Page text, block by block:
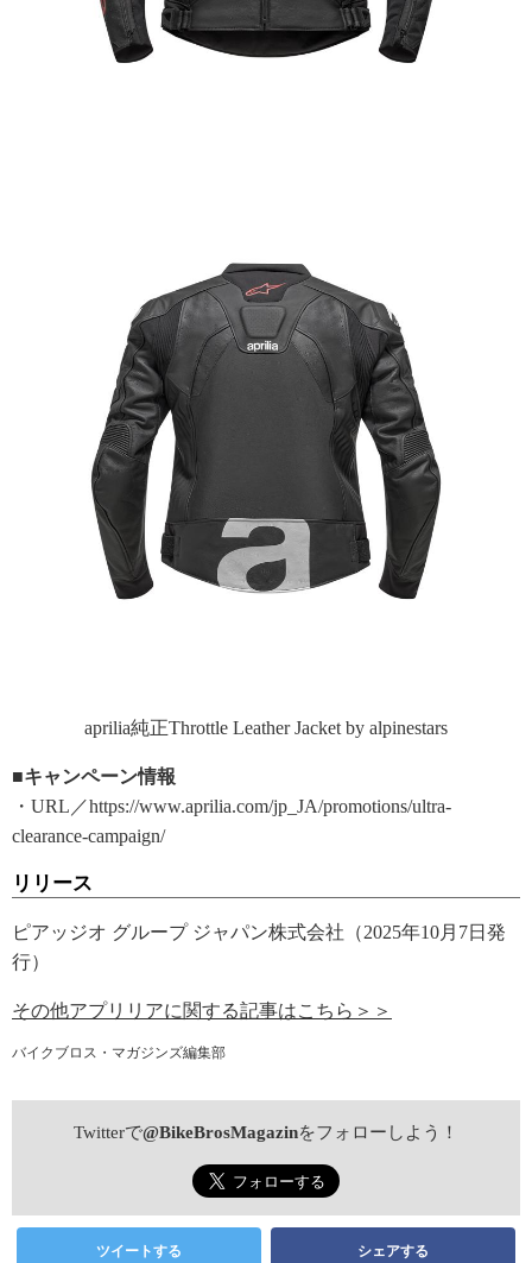
aprilia純正Throttle Leather Jacket by alpinestars
■キャンペーン情報
・URL／https://www.aprilia.com/jp_JA/promotions/ultra-
clearance-campaign/
リリース
ピアッジオ グループ ジャパン株式会社（2025年10月7日発
行）
その他アプリリアに関する記事はこちら＞＞
バイクブロス・マガジンズ編集部
Twitterで@BikeBrosMagazinをフォローしよう！
ツイートする シェアする